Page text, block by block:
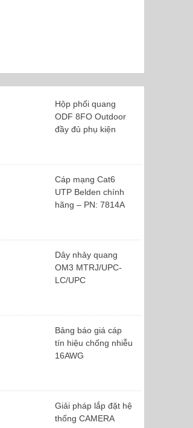
Hộp phối quang
ODF 8FO Outdoor
đầy đủ phụ kiện
Cáp mạng Cat6
UTP Belden chính
hãng – PN: 7814A
Dây nhảy quang
OM3 MTRJ/UPC-
LC/UPC
Bảng báo giá cáp
tín hiệu chống nhiễu
16AWG
Giải pháp lắp đặt hệ
thống CAMERA